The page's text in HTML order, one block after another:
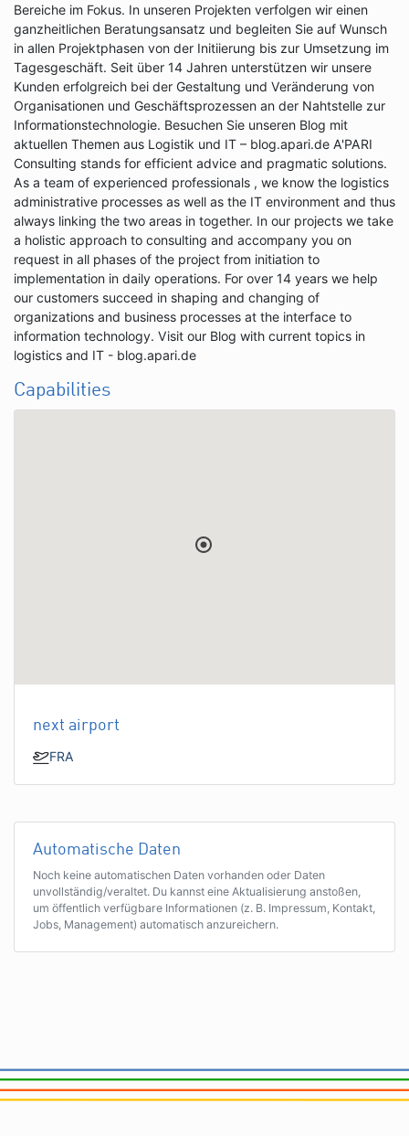
Bereiche im Fokus. In unseren Projekten verfolgen wir einen
ganzheitlichen Beratungsansatz und begleiten Sie auf Wunsch
in allen Projektphasen von der Initiierung bis zur Umsetzung im
Tagesgeschäft. Seit über 14 Jahren unterstützen wir unsere
Kunden erfolgreich bei der Gestaltung und Veränderung von
Organisationen und Geschäftsprozessen an der Nahtstelle zur
Informationstechnologie. Besuchen Sie unseren Blog mit
aktuellen Themen aus Logistik und IT – blog.apari.de A'PARI
Consulting stands for efficient advice and pragmatic solutions.
As a team of experienced professionals , we know the logistics
administrative processes as well as the IT environment and thus
always linking the two areas in together. In our projects we take
a holistic approach to consulting and accompany you on
request in all phases of the project from initiation to
implementation in daily operations. For over 14 years we help
our customers succeed in shaping and changing of
organizations and business processes at the interface to
information technology. Visit our Blog with current topics in
logistics and IT - blog.apari.de
Capabilities
next airport
FRA
Automatische Daten
Noch keine automatischen Daten vorhanden oder Daten
unvollständig/veraltet. Du kannst eine Aktualisierung anstoßen,
um öffentlich verfügbare Informationen (z. B. Impressum, Kontakt,
Jobs, Management) automatisch anzureichern.